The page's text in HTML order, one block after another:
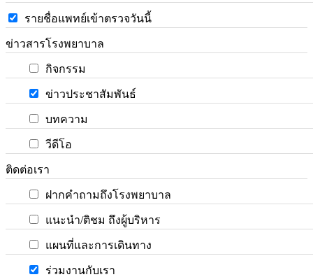
รายชื่อแพทย์เข้าตรวจวันนี้
ข่าวสารโรงพยาบาล
กิจกรรม
ข่าวประชาสัมพันธ์
บทความ
วีดีโอ
ติดต่อเรา
ฝากคำถามถึงโรงพยาบาล
แนะนำ/ติชม ถึงผู้บริหาร
แผนที่และการเดินทาง
ร่วมงานกับเรา